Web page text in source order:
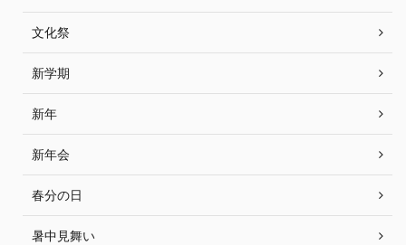
文化祭
新学期
新年
新年会
春分の日
暑中見舞い